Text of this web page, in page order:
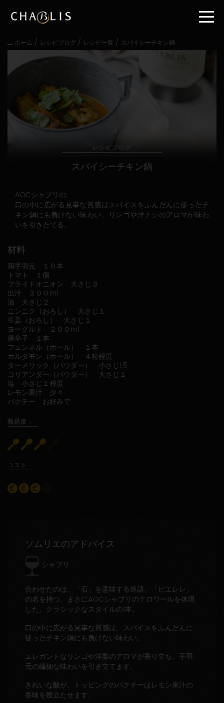
ホーム / レシピブログ / レシピ一覧 / スパイシーチキン鍋
レシピブログ
スパイシーチキン鍋
AOCシャブリの、
口の中に広がる見事な質感はスパイスをふんだんに使ったチ
キン鍋にも負けない味わい、リンゴや洋ナシのアロマが味わ
いを引きたてる。
材料
鶏手羽元 １０本
トマト １個
フライドオニオン 大さじ３
出汁 ３００ml
油 大さじ２
ニンニク（おろし） 大さじ１
生姜（おろし） 大さじ１
ヨーグルト ２００ml
唐辛子 １本
フェンネル（ホール） １本
カルダモン（ホール） ４粒程度
ターメリック（パウダー） 小さじ1.5
コリアンダー（パウダー） 大さじ１
塩 小さじ１程度
レモン果汁 少々
パクチー お好みで
難易度 :
コスト
ソムリエのアドバイス
シャブリ
合わせたのは、「石」を意味する造語、「ピエレレ」
の名を持つ、まさにAOCシャブリのテロワールを体現
した、クラシックなスタイルの1本。
口の中に広がる見事な質感は、スパイスをふんだんに
使ったチキン鍋にも負けない味わい。
エレガントなリンゴや洋梨のアロマが香り立ち、手羽
元の繊細な味わいを引き立てます。
きれいな酸が、トッピングのパクチーはレモン果汁の
香味を際立たせます。